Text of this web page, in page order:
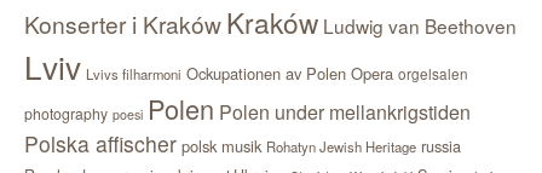
Konserter i KrakówKraków Ludwig van Beethoven
Lviv Lvivs filharmoni Ockupationen av Polen Opera orgelsalen
photography poesi Polen Polen under mellankrigstiden
Polska affischer polsk musik Rohatyn Jewish Heritage russia